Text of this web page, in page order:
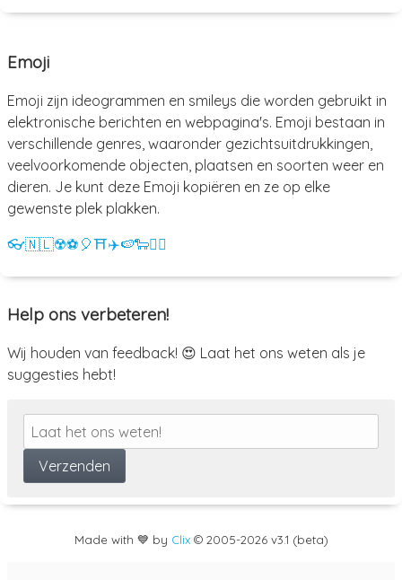
Emoji
Emoji zijn ideogrammen en smileys die worden gebruikt in
elektronische berichten en webpagina's. Emoji bestaan in
verschillende genres, waaronder gezichtsuitdrukkingen,
veelvoorkomende objecten, plaatsen en soorten weer en
dieren. Je kunt deze Emoji kopiëren en ze op elke
gewenste plek plakken.
👓🇳🇱☢️⚽ 🎈⛩️✈️🍉🐑💁‍♀️
Help ons verbeteren!
Wij houden van feedback! 😍 Laat het ons weten als je
suggesties hebt!
Made with 💙 by Clix© 2005-2026 v3.1 (beta)